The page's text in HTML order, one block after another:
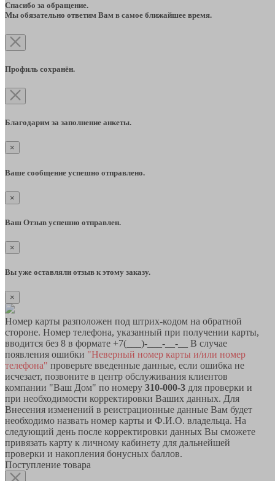
Спасибо за обращение.
Мы обязательно ответим Вам в самое ближайшее время.
Профиль сохранён.
Благодарим за заполнение анкеты.
×
Ваше сообщение успешно отправлено.
×
Ваш Отзыв успешно отправлен.
×
Вы уже оставляли отзыв к этому заказу.
×
Номер карты разположен под штрих-кодом на обратной
стороне. Номер телефона, указанный при получении карты,
вводится без 8 в формате +7(___)-___-__-__ В случае
появления ошибки "Неверный номер карты и/или номер
телефона" проверьте введенные данные, если ошибка не
исчезает, позвоните в центр обслуживания клиентов
компании "Ваш Дом" по номеру 310-000-3 для проверки и
при необходимости корректировки Ваших данных. Для
Внесения изменений в реистрационные данные Вам будет
необходимо назвать номер карты и Ф.И.О. владельца. На
следующий день после корректировки данных Вы сможете
привязать карту к личному кабинету для дальнейшей
проверки и накопления бонусных баллов.
Поступление товара